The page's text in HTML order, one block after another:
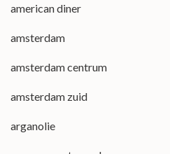
american diner
amsterdam
amsterdam centrum
amsterdam zuid
arganolie